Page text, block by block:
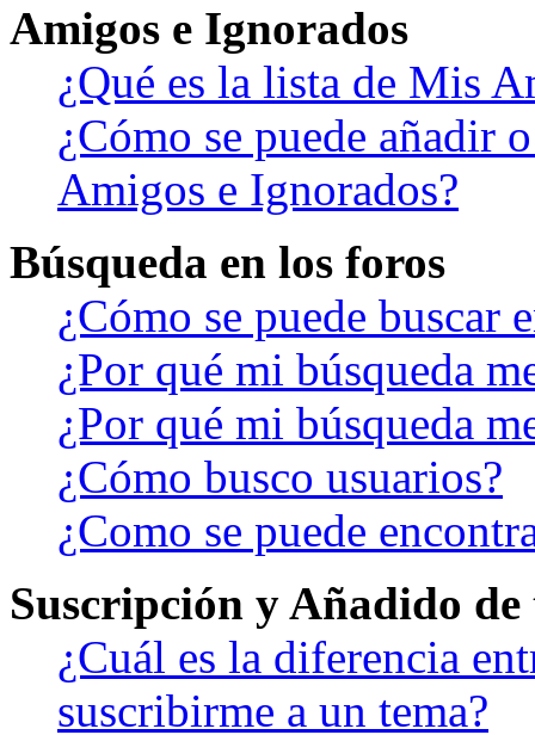
Amigos e Ignorados
¿Qué es la lista de Mis
¿Cómo se puede añadir
Amigos e Ignorados?
Búsqueda en los foros
¿Cómo se puede buscar
¿Por qué mi búsqueda
¿Por qué mi búsqueda
¿Cómo busco usuarios?
¿Como se puede
Suscripción y Añadido
¿Cuál es la diferencia
suscribirme a un tema?